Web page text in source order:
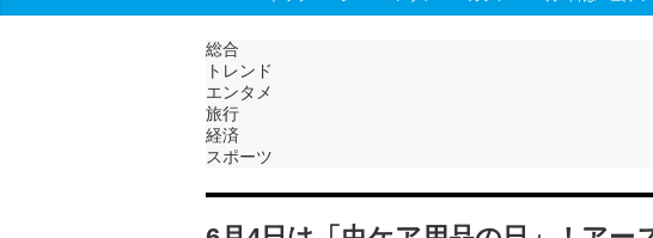
総合
トレンド
エンタメ
旅行
経済
スポーツ